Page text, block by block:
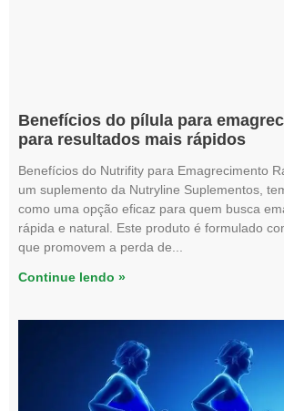
Benefícios do pílula para
para resultados mais rápidos
Benefícios do Nutrifity para Emagrecimento
um suplemento da Nutryline Suplementos,
como uma opção eficaz para quem busca
rápida e natural. Este produto é formulado
que promovem a perda de
Continue lendo »